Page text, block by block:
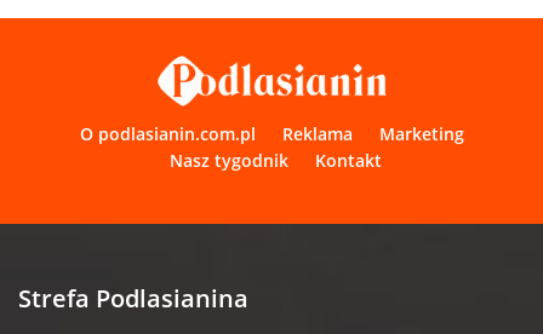
O podlasianin.com.pl Reklama
Marketing
Nasz tygodnik
Kontakt
Strefa Podlasianina